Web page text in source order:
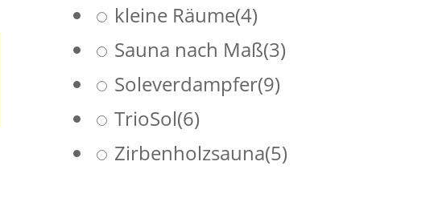
kleine Räume(4)
Sauna nach Maß(3)
Soleverdampfer(9)
TrioSol(6)
Zirbenholzsauna(5)